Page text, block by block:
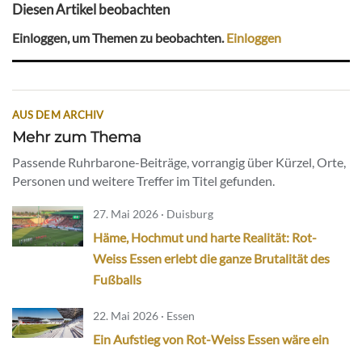
Diesen Artikel beobachten
Einloggen, um Themen zu beobachten.Einloggen
AUS DEM ARCHIV
Mehr zum Thema
Passende Ruhrbarone-Beiträge, vorrangig über Kürzel, Orte,
Personen und weitere Treffer im Titel gefunden.
27. Mai 2026 · Duisburg
Häme, Hochmut und harte Realität: Rot-
Weiss Essen erlebt die ganze Brutalität des
Fußballs
22. Mai 2026 · Essen
Ein Aufstieg von Rot-Weiss Essen wäre ein